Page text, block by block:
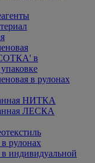
в
в рулонах
НИТКА
ЛЕСКА
рулонах
индивидуальной